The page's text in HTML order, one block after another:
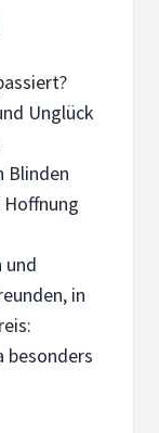
Unglück
Blinden
und
in
besonders